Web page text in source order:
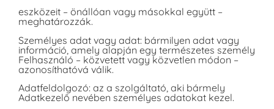
eszközeit – önállóan vagy másokkal együtt –
meghatározzák.
Személyes adat vagy adat: bármilyen adat vagy
információ, amely alapján egy természetes személy
Felhasználó – közvetett vagy közvetlen módon –
azonosíthatóvá válik.
Adatfeldolgozó: az a szolgáltató, aki bármely
Adatkezelő nevében személyes adatokat kezel.